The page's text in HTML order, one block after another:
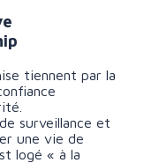
tiennent par la
surveillance et
une vie de
logé « à la